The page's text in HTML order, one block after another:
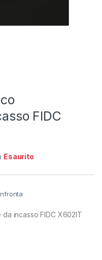
FIDC
Esaurito
incasso FIDC X602IT